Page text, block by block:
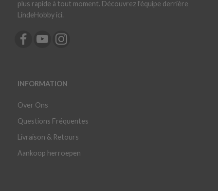
plus rapide à tout moment. Découvrez l'équipe derrière
LindeHobby ici.
INFORMATION
Over Ons
Questions Fréquentes
Livraison & Retours
Aankoop herroepen